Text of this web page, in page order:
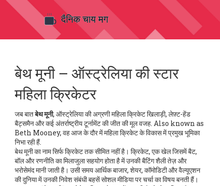
बेथ मूनी – ऑस्ट्रेलिया की स्टार
महिला क्रिकेटर
जब बातबेथ मूनी, ऑस्ट्रेलिया की अग्रणी महिला क्रिकेट खिलाड़ी, लेफ़्ट-हेंड
बैट्समैन और कई अंतर्राष्ट्रीय टूर्नामेंट की जीत की मूल वजह. Also known as
Beth Mooney, वह आज के दौर में महिला क्रिकेट के विकास में प्रमुख भूमिका
निभा रही हैं.
बेथ मूनी का नाम सिर्फ क्रिकेट तक सीमित नहीं है। क्रिकेट, एक खेल जिसमें बैट,
बॉल और रणनीति का मिलाजुला सहयोग होता हैमें उनकी बैटिंग शैली तेज़ और
भरोसेमंद मानी जाती है। उसी समयआर्थिक बाजार, शेयर, कॉमोडिटी और वैल्यूएशन
की दुनियामें उनकी निवेश संबंधी बहसें सोशल मीडिया पर चर्चा का विषय बनती हैं।